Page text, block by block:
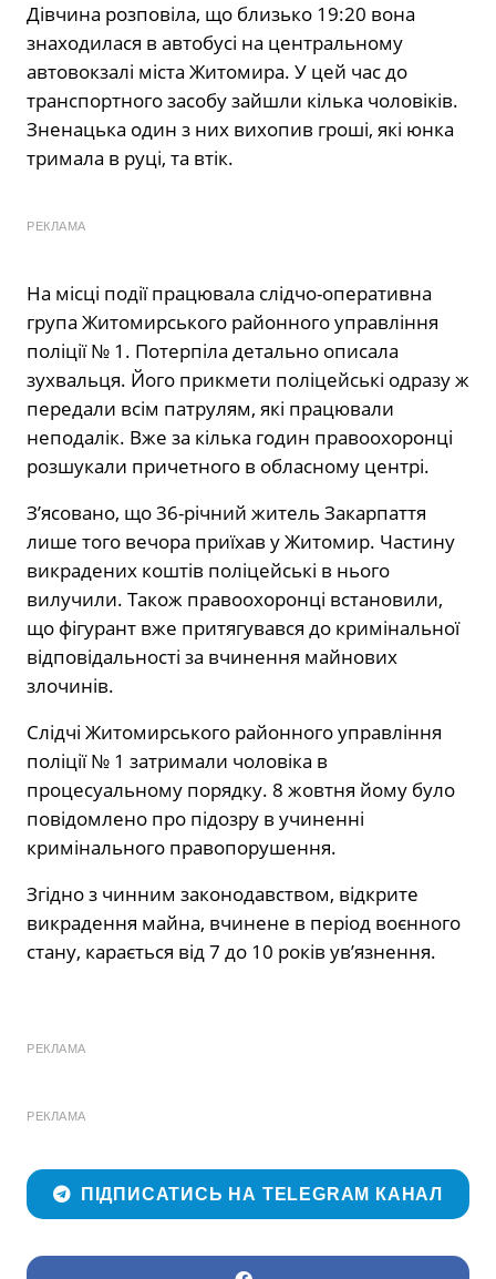
Дівчина розповіла, що близько 19:20 вона
знаходилася в автобусі на центральному
автовокзалі міста Житомира. У цей час до
транспортного засобу зайшли кілька чоловіків.
Зненацька один з них вихопив гроші, які юнка
тримала в руці, та втік.
РЕКЛАМА
На місці події працювала слідчо-оперативна
група Житомирського районного управління
поліції № 1. Потерпіла детально описала
зухвальця. Його прикмети поліцейські одразу ж
передали всім патрулям, які працювали
неподалік. Вже за кілька годин правоохоронці
розшукали причетного в обласному центрі.
З’ясовано, що 36-річний житель Закарпаття
лише того вечора приїхав у Житомир. Частину
викрадених коштів поліцейські в нього
вилучили. Також правоохоронці встановили,
що фігурант вже притягувався до кримінальної
відповідальності за вчинення майнових
злочинів.
Слідчі Житомирського районного управління
поліції № 1 затримали чоловіка в
процесуальному порядку. 8 жовтня йому було
повідомлено про підозру в учиненні
кримінального правопорушення.
Згідно з чинним законодавством, відкрите
викрадення майна, вчинене в період воєнного
стану, карається від 7 до 10 років ув’язнення.
РЕКЛАМА
РЕКЛАМА
ПІДПИСАТИСЬ НА TELEGRAM КАНАЛ